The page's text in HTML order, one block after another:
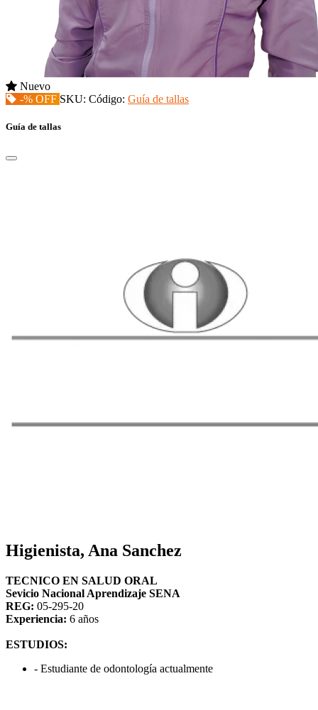
Nuevo
-% OFF SKU: Código: Guía de tallas
Guía de tallas
Higienista, Ana Sanchez
TECNICO EN SALUD ORAL
Sevicio Nacional Aprendizaje SENA
REG: 05-295-20
Experiencia: 6 años
ESTUDIOS:
- Estudiante de odontología actualmente